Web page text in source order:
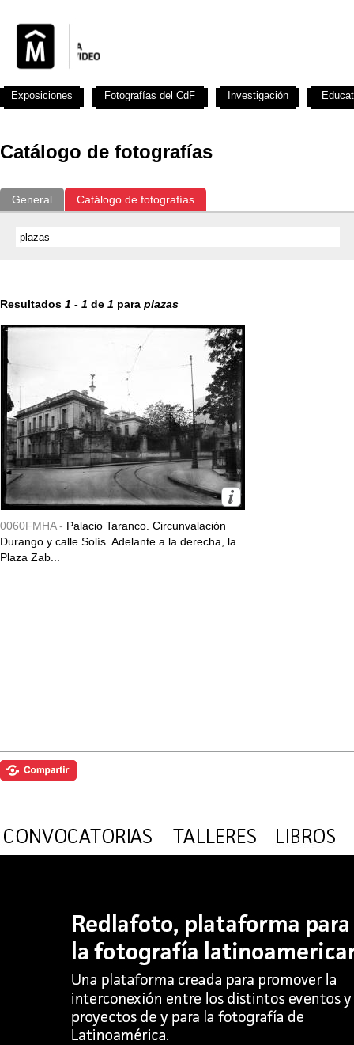
Catálogo de fotografías
General Catálogo de fotografías
Resultados 1 - 1 de 1 para plazas
0060FMHA - Palacio Taranco. Circunvalación
Durango y calle Solís. Adelante a la derecha, la
Plaza Zab...
Exposiciones Fotografías del CdF Investigación